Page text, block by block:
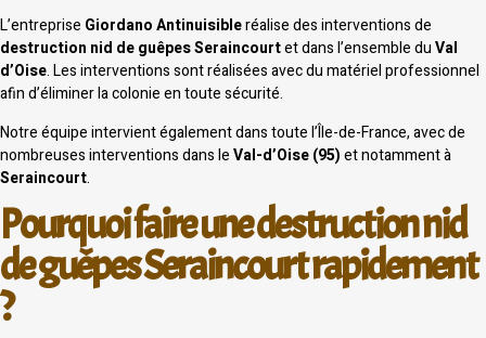
L’entreprise Giordano Antinuisibleréalise des interventions de
destruction nid de guêpes Seraincourtet dans l’ensemble duVal
d’Oise. Les interventions sont réalisées avec du matériel professionnel
afin d’éliminer la colonie en toute sécurité.
Notre équipe intervient également dans toute l’Île-de-France, avec de
nombreuses interventions dans leVal-d’Oise (95)et notamment à
Seraincourt.
Pourquoi faire une destruction nid
de guêpes Seraincourt rapidement
?